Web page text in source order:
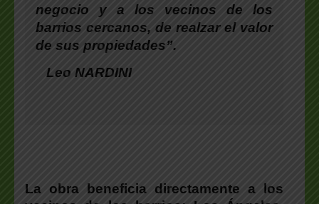
negocio y a los vecinos de los
barrios cercanos, de realzar el valor
de sus propiedades”.
Leo NARDINI
La obra beneficia directamente a los